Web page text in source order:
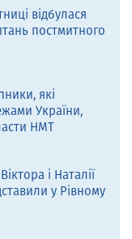
відбулася
постмитного
які
України,
НМТ
і Наталії
у Рівному